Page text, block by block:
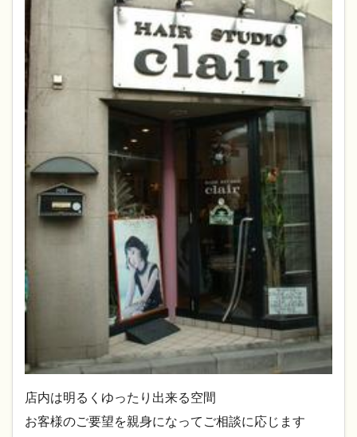
店内は明るくゆったり出来る空間
お客様のご要望を親身になってご相談に応じます